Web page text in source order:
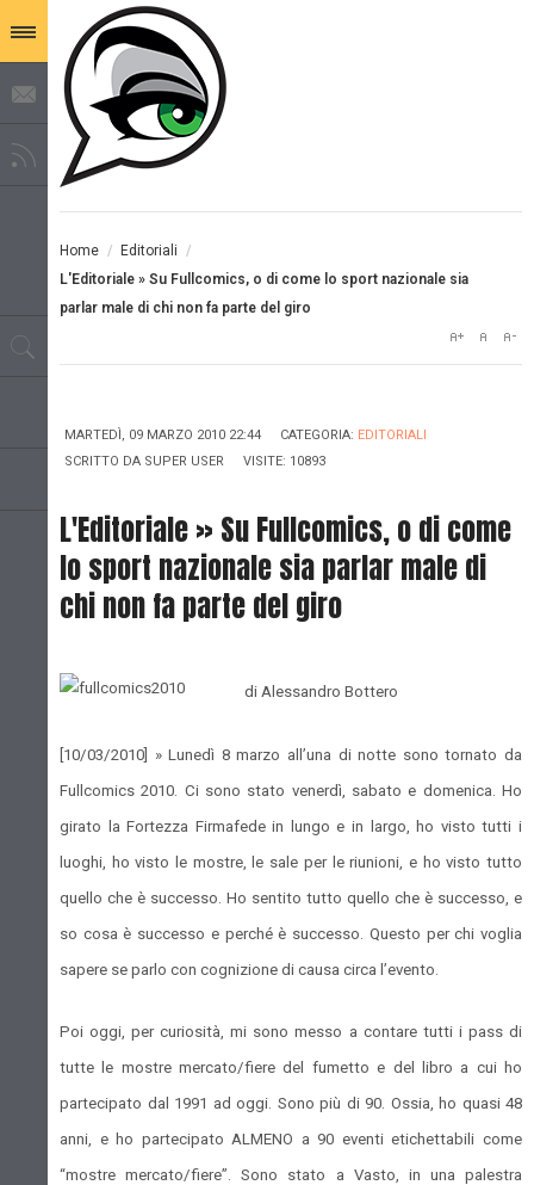
Home / Editoriali /
L'Editoriale » Su Fullcomics, o di come lo sport nazionale sia
parlar male di chi non fa parte del giro
MARTEDÌ, 09 MARZO 2010 22:44 CATEGORIA: EDITORIALI
SCRITTO DA SUPER USER VISITE: 10893
L'Editoriale » Su Fullcomics, o di come
lo sport nazionale sia parlar male di
chi non fa parte del giro
di Alessandro Bottero
[10/03/2010] »Lunedì 8 marzo all’una di notte sono tornato da
Fullcomics 2010. Ci sono stato venerdì, sabato e domenica. Ho
girato la Fortezza Firmafede in lungo e in largo, ho visto tutti i
luoghi, ho visto le mostre, le sale per le riunioni, e ho visto tutto
quello che è successo. Ho sentito tutto quello che è successo, e
so cosa è successo e perché è successo. Questo per chi voglia
sapere se parlo con cognizione di causa circa l’evento.
Poi oggi, per curiosità, mi sono messo a contare tutti i pass di
tutte le mostre mercato/fiere del fumetto e del libro a cui ho
partecipato dal 1991 ad oggi. Sono più di 90. Ossia, ho quasi 48
anni, e ho partecipato ALMENO a 90 eventi etichettabili come
“mostre mercato/fiere”. Sono stato a Vasto, in una palestra